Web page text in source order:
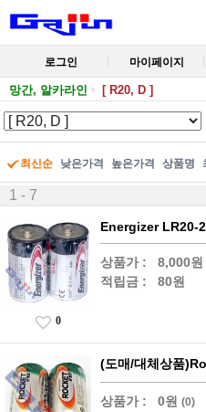
로그인 마이페이지
망간, 알카라인 [ R20, D ]
최신순 낮은가격 높은가격 상품명
1 - 7
Energizer LR20-
상품가 : 8,000원
적립금 : 80원
0
(도매/대체상품
상품가 : 0원 (0)